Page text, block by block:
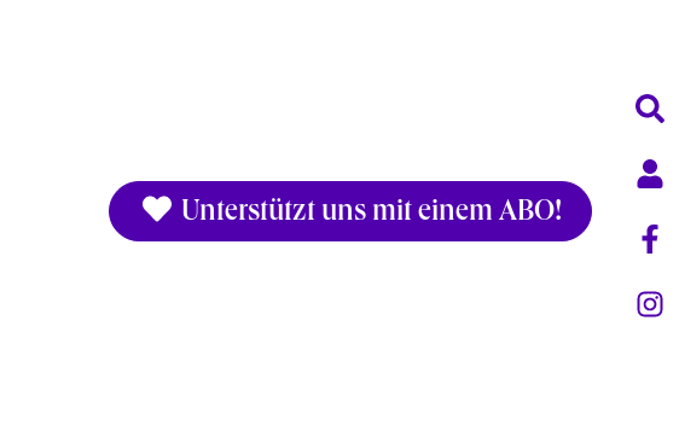
Unterstützt uns mit einem ABO!